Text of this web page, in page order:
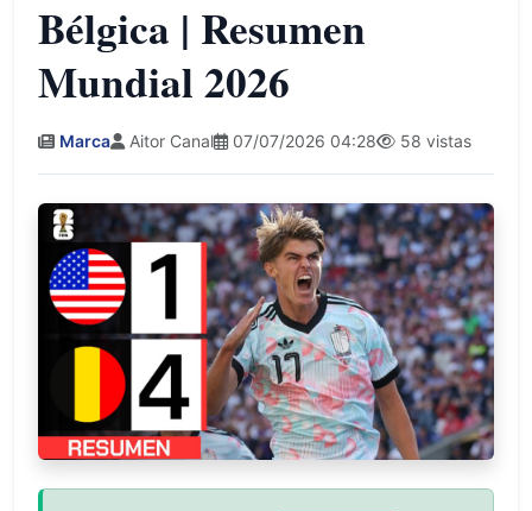
Bélgica | Resumen
Mundial 2026
Marca Aitor Canal 07/07/2026 04:28 58 vistas